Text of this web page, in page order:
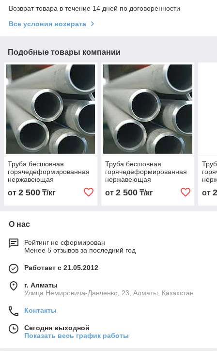
Возврат товара в течение 14 дней по договоренности
Все условия возврата
Подобные товары компании
Труба бесшовная
горячедеформированная
нержавеющая
108х4,5х6000 Марка AISI
304
от 2 500 ₸/кг
Труба бесшовная
горячедеформированная
нержавеющая
108х4,0х6000 Марка AISI
321
от 2 500₸/кг от
О нас
Рейтинг не сформирован
Менее 5 отзывов за последний год
Работает с 21.05.2012
г. Алматы
Улица Немировича-Данченко, 23, Алматы, Казахстан
Контакты
Сегодня выходной
Показать весь график работы